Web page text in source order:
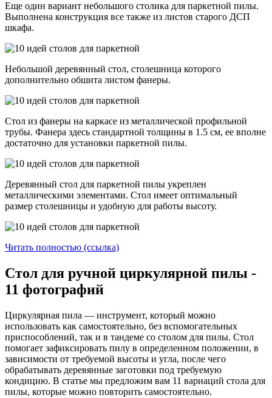
Еще один вариант небольшого столика для паркетной пилы.
Выполнена конструкция все также из листов старого ДСП
шкафа.
Небольшой деревянный стол, столешница которого
дополнительно обшита листом фанеры.
Стол из фанеры на каркасе из металлической профильной
трубы. Фанера здесь стандартной толщины в 1.5 см, ее вполне
достаточно для установки паркетной пилы.
Деревянный стол для паркетной пилы укреплен
металлическими элементами. Стол имеет оптимальный
размер столешницы и удобную для работы высоту.
Читать полностью (ссылка)
Стол для ручной циркулярной пилы -
11 фотографий
Циркулярная пила — инструмент, который можно
использовать как самостоятельно, без вспомогательных
приспособлений, так и в тандеме со столом для пилы. Стол
помогает зафиксировать пилу в определенном положении, в
зависимости от требуемой высоты и угла, после чего
обрабатывать деревянные заготовки под требуемую
кондицию. В статье мы предложим вам 11 вариаций стола для
пилы, которые можно повторить самостоятельно.